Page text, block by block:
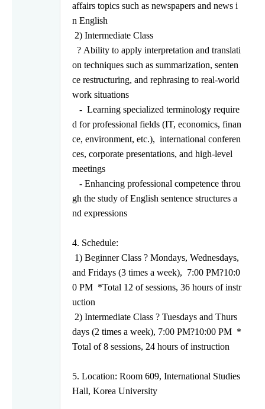
affairs topics such as newspapers and news i
n English
2) Intermediate Class
? Ability to apply interpretation and translati
on techniques such as summarization, senten
ce restructuring, and rephrasing to real-world
work situations
- Learning specialized terminology require
d for professional fields (IT, economics, finan
ce, environment, etc.), international conferen
ces, corporate presentations, and high-level
meetings
- Enhancing professional competence throu
gh the study ofEnglish sentence structures a
nd expressions
4. Schedule:
1) Beginner Class ? Mondays, Wednesdays,
and Fridays (3 times a week), 7:00 PM?10:0
0 PM *Total 12 of sessions, 36 hours of instr
uction
2) Intermediate Class ? Tuesdays and Thurs
days (2 times a week), 7:00 PM?10:00 PM *
Total of 8 sessions, 24 hours of instruction
5. Location: Room 609, International Studies
Hall, Korea University